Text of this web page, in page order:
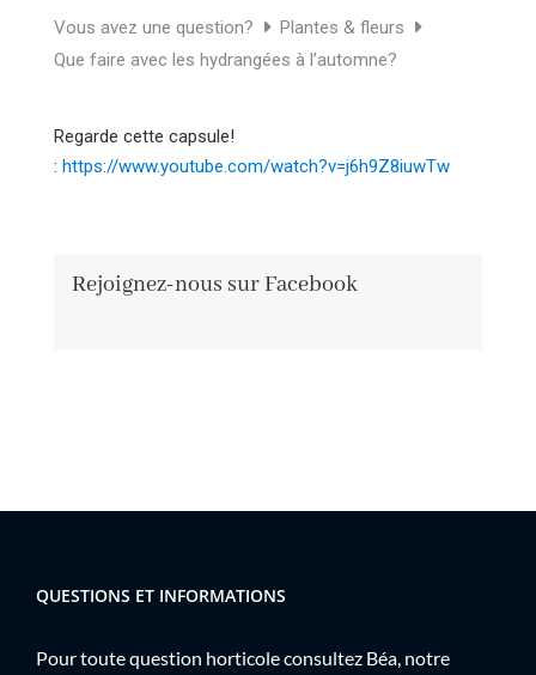
Vous avez une question?
Plantes & fleurs
Que faire avec les hydrangées à l’automne?
Regarde cette capsule!
: https://www.youtube.com/watch?v=j6h9Z8iuwTw
Rejoignez-nous sur Facebook
QUESTIONS ET INFORMATIONS
Pour toute question horticole consultez Béa, notre